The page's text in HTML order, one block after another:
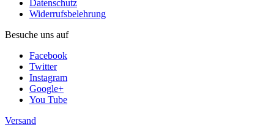
Datenschutz
Widerrufsbelehrung
Besuche uns auf
Facebook
Twitter
Instagram
Google+
You Tube
Versand